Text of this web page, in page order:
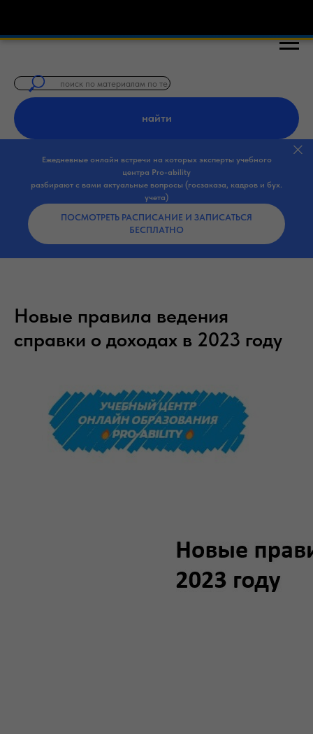
найти
Ежедневные онлайн встречи на которых эксперты учебного
центра Pro-ability
разбирают с вами актуальные вопросы (госзаказа, кадров и бух.
учета)
ПОСМОТРЕТЬ РАСПИСАНИЕ И ЗАПИСАТЬСЯ
БЕСПЛАТНО
Новые правила ведения
справки о доходах в 2023 году